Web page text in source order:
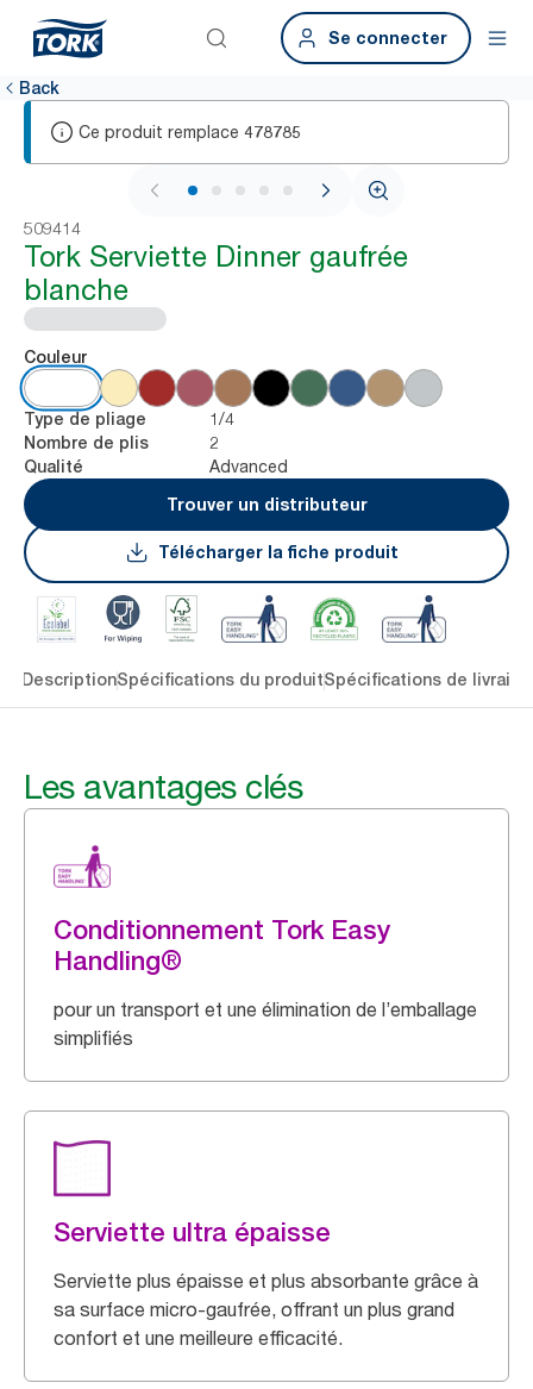
Se connecter
Back
Ce produit remplace 478785
1 / 6
509414
Tork Serviette Dinner gaufrée
blanche
Couleur
Type de pliage 1/4
Nombre de plis 2
Qualité
Advanced
Trouver un distributeur
Télécharger la fiche produit
DescriptionSpécifications du produitSpécifications de
Les avantages clés
Conditionnement Tork Easy
Handling®
pour un transport et une élimination de l’emballage
simplifiés
Serviette ultra épaisse
Serviette plus épaisse et plus absorbante grâce à
sa surface micro-gaufrée, offrant un plus grand
confort et une meilleure efficacité.